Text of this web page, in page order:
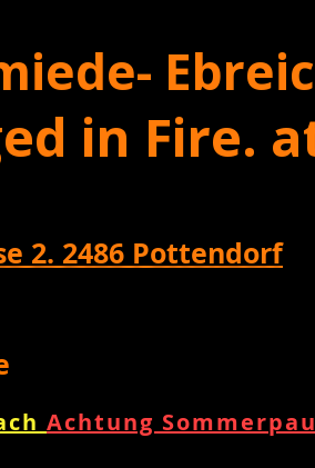
in Fire.
2. 2486 Pottendorf
Achtung